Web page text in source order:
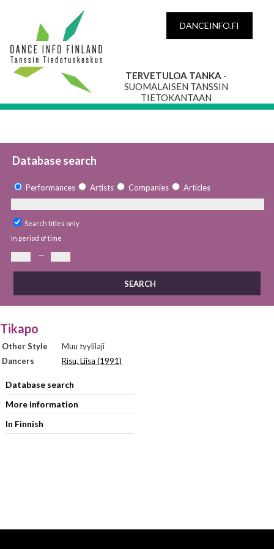
DANCEINFO.FI
TERVETULOA TANKA -
SUOMALAISEN TANSSIN
TIETOKANTAAN
Database search
Performances Artists Companies Articles
Search titles only
In period of time
—
Tikapo
Other Style
Muu tyylilaji
Dancers
Risu, Liisa (1991)
Database search
More information
In Finnish